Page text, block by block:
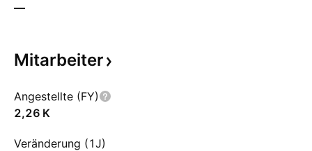
—
Mitarbeiter
Angestellte (FY)
‪2,26 K‬
Veränderung (1J)